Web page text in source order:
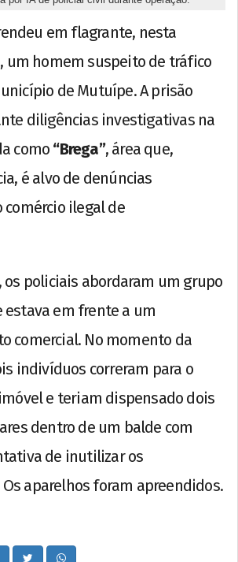
em flagrante, nesta
um homem suspeito de tráfico
de Mutuípe. A prisão
diligências investigativas na
como “Brega”, área que,
é alvo de denúncias
comércio ilegal de
os policiais abordaram um grupo
estava em frente a um
comercial. No momento da
indivíduos correram para o
e teriam dispensado dois
dentro de um balde com
de inutilizar os
aparelhos foram apreendidos.